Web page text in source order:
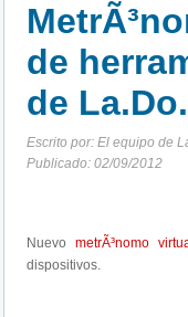
de
de
Escrito por: El equipo de
Publicado: 02/09/2012
NuevometrÃ³nomo
dispositivos.